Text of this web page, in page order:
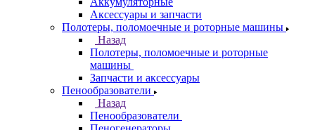
Аксессуары и запчасти
Полотеры, поломоечные и роторные машины
Назад
Полотеры, поломоечные и роторные
машины
Запчасти и аксессуары
Пенообразователи
Назад
Пенообразователи